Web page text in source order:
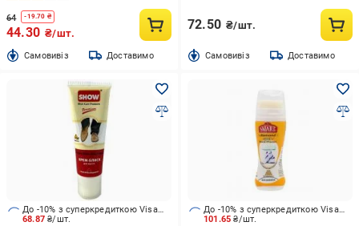
64 -19.70 ₴
44.30 ₴/шт.
Cамовивіз Доставимо
72.50 ₴/шт.
Cамовивіз Доставимо
68.87₴/шт.
До -10% з суперкредиткою Visa Вигода
101.65₴/шт.
До -10% з суперкредиткою Visa Вигода